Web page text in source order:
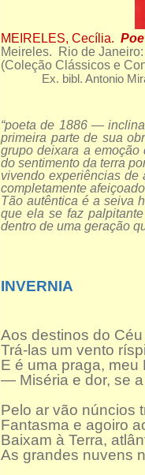
MEIRELES, Cecília.
Meireles. Rio de
(Coleção Clássicos
Ex. bibl. Antonio
“poeta de 1886 —
primeira parte de sua
grupo deixara a
do sentimento da terra
vivendo experiências de
completamente
Tão autêntica é a seiva
que ela se faz
dentro de uma geração
INVERNIA
Aos destinos do
Trá-las um vento
E é uma praga, meu
— Miséria e dor, se
Pelo ar vão núncios
Fantasma e agoiro
Baixam à Terra,
As grandes nuvens